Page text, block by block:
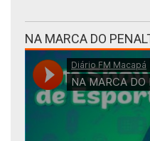
NA MARCA DO